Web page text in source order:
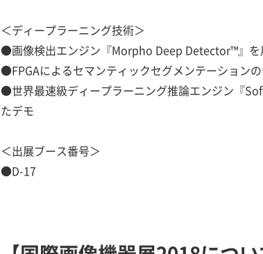
＜ディープラーニング技術＞
●画像検出エンジン『Morpho Deep Detector™』を
●FPGAによるセマンティックセグメンテーション
●世界最速級ディープラーニング推論エンジン『
たデモ
＜出展ブース番号＞
●D-17